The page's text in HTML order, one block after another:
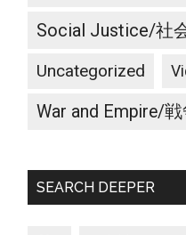
Social Justice/社
Uncategorized
War and Empire/
SEARCH DEEPER